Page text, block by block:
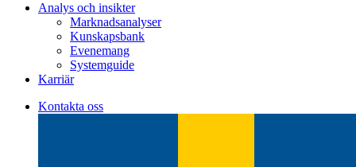
Analys och insikter
Marknadsanalyser
Kunskapsbank
Evenemang
Systemguide
Karriär
Kontakta oss